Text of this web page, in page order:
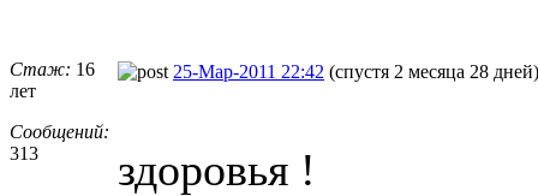
Стаж: 16
лет
Сообщений:
313
25-Мар-2011 22:42 (спустя 2 месяца 28 дней)
здоровья !